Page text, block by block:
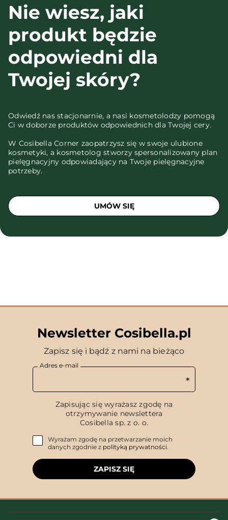
Nie wiesz, jaki
produkt będzie
odpowiedni dla
Twojej skóry?
Odwiedź nas stacjonarnie, a nasi kosmetolodzy pomogą
Ci w doborze produktów odpowiednich dla Twojej cery.
W Cosibella Corner zaopatrzysz się w swoje ulubione
kosmetyki, a kosmetolog stworzy spersonalizowany plan
pielęgnacyjny odpowiadający na Twoje pielęgnacyjne
potrzeby.
UMÓW SIĘ
Newsletter Cosibella.pl
Zapisz się i bądź z nami na bieżąco
Adres e-mail
Zapisując się wyrażasz zgodę na
otrzymywanie newslettera
Cosibella sp. z o. o.
Wyrażam zgodę na przetwarzanie moich
danych zgodnie z polityką prywatności.
ZAPISZ SIĘ